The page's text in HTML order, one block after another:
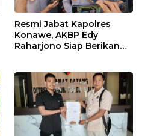
Resmi Jabat Kapolres
Konawe, AKBP Edy
Raharjono Siap Berikan